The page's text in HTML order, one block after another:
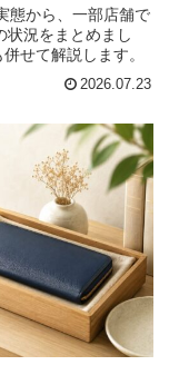
態から、一部店舗で
状況をまとめまし
せて解説します。
2026.07.23